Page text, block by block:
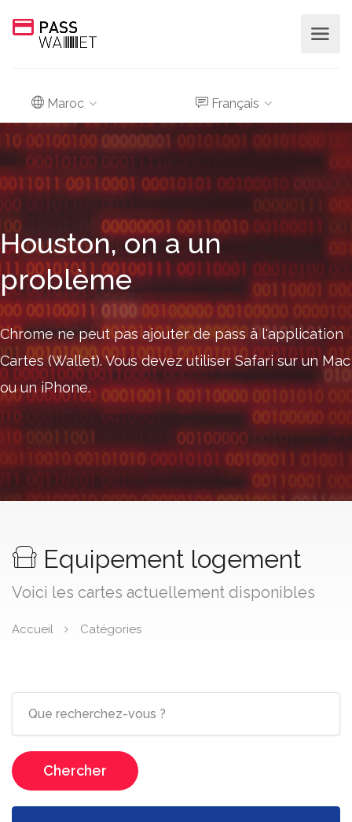
Maroc Français
Houston, on a un
problème
Chrome ne peut pas ajouter de pass à l'application
Cartes (Wallet). Vous devez utiliser Safari sur un Mac
ou un iPhone.
Equipement logement
Voici les cartes actuellement disponibles
Accueil Catégories
Chercher